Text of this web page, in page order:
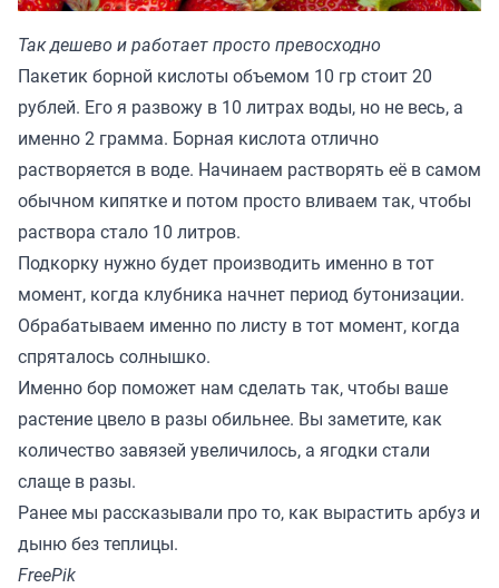
Так дешево и работает просто превосходно
Пакетик борной кислоты объемом 10 гр стоит 20
рублей. Его я развожу в 10 литрах воды, но не весь, а
именно 2 грамма. Борная кислота отлично
растворяется в воде. Начинаем растворять её в самом
обычном кипятке и потом просто вливаем так, чтобы
раствора стало 10 литров.
Подкорку нужно будет производить именно в тот
момент, когда клубника начнет период бутонизации.
Обрабатываем именно по листу в тот момент, когда
спряталось солнышко.
Именно бор поможет нам сделать так, чтобы ваше
растение цвело в разы обильнее. Вы заметите, как
количество завязей увеличилось, а ягодки стали
слаще в разы.
Ранее мы рассказывали про то, как вырастить арбуз и
дыню без теплицы.
FreePik